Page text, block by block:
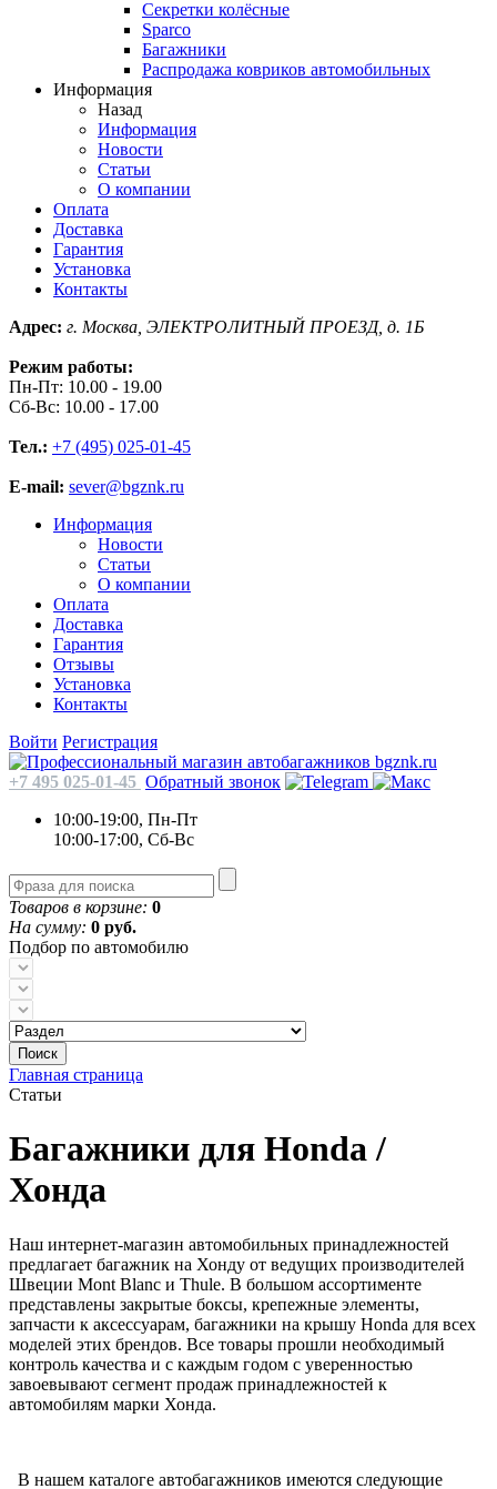
Секретки колёсные
Sparco
Багажники
Распродажа ковриков автомобильных
Информация
Назад
Информация
Новости
Статьи
О компании
Оплата
Доставка
Гарантия
Установка
Контакты
Адрес: г. Москва, ЭЛЕКТРОЛИТНЫЙ ПРОЕЗД, д. 1Б
Режим работы:
Пн-Пт: 10.00 - 19.00
Сб-Вс: 10.00 - 17.00
Тел.: +7 (495) 025-01-45
E-mail: sever@bgznk.ru
Информация
Новости
Статьи
О компании
Оплата
Доставка
Гарантия
Отзывы
Установка
Контакты
Войти Регистрация
+7 495 025-01-45 Обратный звонок
10:00-19:00, Пн-Пт
10:00-17:00, Сб-Вс
Товаров в корзине: 0
На сумму: 0 руб.
Подбор по автомобилю
Поиск
Главная страница
Статьи
Багажники для Honda /
Хонда
Наш интернет-магазин автомобильных принадлежностей
предлагает багажник на Хонду от ведущих производителей
Швеции Mont Blanc и Thule. В большом ассортименте
представлены закрытые боксы, крепежные элементы,
запчасти к аксессуарам, багажники на крышу Honda для всех
моделей этих брендов. Все товары прошли необходимый
контроль качества и с каждым годом с уверенностью
завоевывают сегмент продаж принадлежностей к
автомобилям марки Хонда.
В нашем каталоге автобагажников имеются следующие